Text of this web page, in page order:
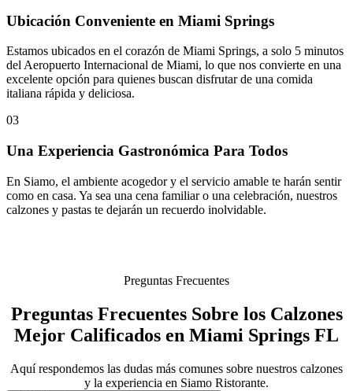
Ubicación Conveniente en Miami Springs
Estamos ubicados en el corazón de Miami Springs, a solo 5 minutos
del Aeropuerto Internacional de Miami, lo que nos convierte en una
excelente opción para quienes buscan disfrutar de una comida
italiana rápida y deliciosa.
03
Una Experiencia Gastronómica Para Todos
En Siamo, el ambiente acogedor y el servicio amable te harán sentir
como en casa. Ya sea una cena familiar o una celebración, nuestros
calzones y pastas te dejarán un recuerdo inolvidable.
Preguntas Frecuentes
Preguntas Frecuentes Sobre los Calzones
Mejor Calificados en Miami Springs FL
Aquí respondemos las dudas más comunes sobre nuestros calzones
y la experiencia en Siamo Ristorante.